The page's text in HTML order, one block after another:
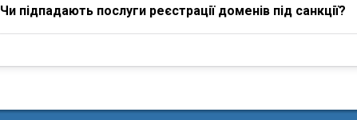
Чи підпадають послуги реєстрації доменів під санкції?